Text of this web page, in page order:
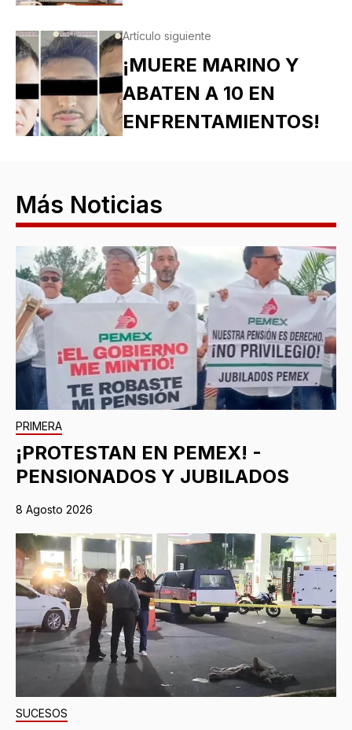
Artículo siguiente
¡MUERE MARINO Y
ABATEN A 10 EN
ENFRENTAMIENTOS!
Más Noticias
PRIMERA
¡PROTESTAN EN PEMEX! -
PENSIONADOS Y JUBILADOS
8 Agosto 2026
SUCESOS